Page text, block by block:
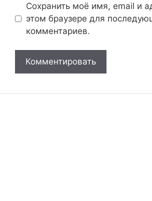
Сохранить моё имя, email и
этом браузере для
комментариев.